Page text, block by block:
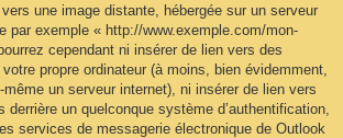
une image distante, hébergée sur un serveur
par exemple « http://www.exemple.com/mon-
cependant ni insérer de lien vers des
propre ordinateur (à moins, bien évidemment,
un serveur internet), ni insérer de lien vers
derrière un quelconque système d’authentification,
services de messagerie électronique de Outlook